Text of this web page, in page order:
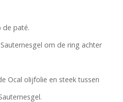
de paté.
om de ring achter
Ocal olijfolie en steek tussen